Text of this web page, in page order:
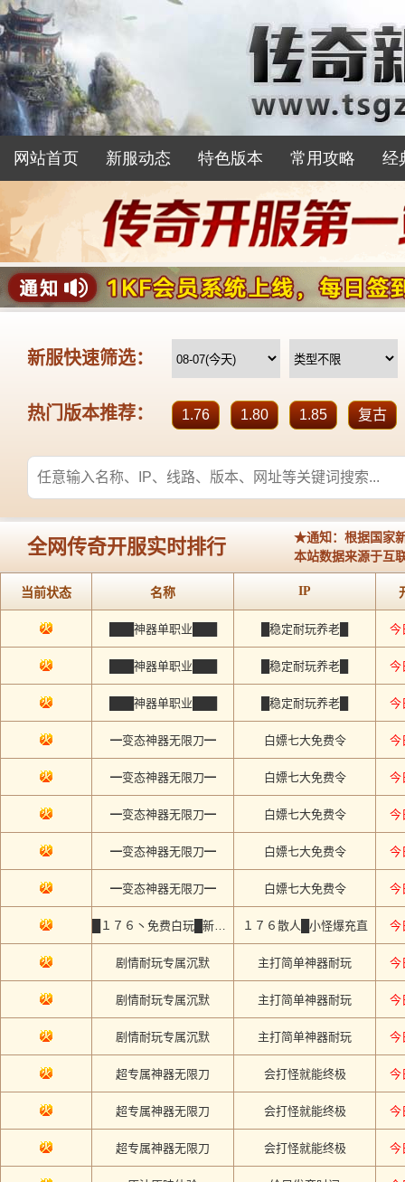
网站首页 新服动态 特色版本 常用攻略 经